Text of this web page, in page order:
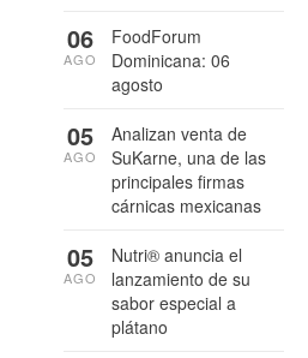
FoodForum
Dominicana: 06
agosto
06
AGO
Analizan venta de
SuKarne, una de las
principales firmas
cárnicas mexicanas
05
AGO
Nutri® anuncia el
lanzamiento de su
sabor especial a
plátano
05
AGO